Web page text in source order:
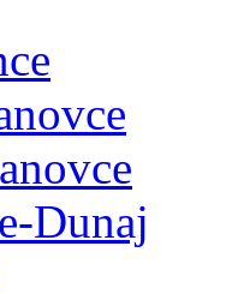
Dunaj